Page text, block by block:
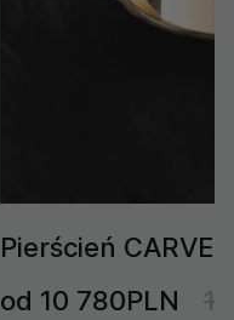
Pierścień
od 10 780PLN